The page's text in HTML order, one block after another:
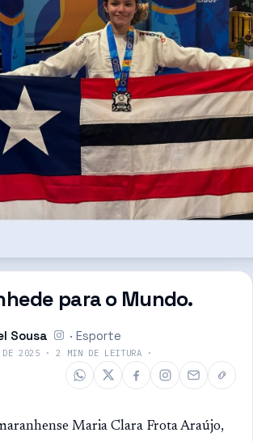
para o Mundo.
Sousa ·Esporte
2025 ·2 MIN DE LEITURA ·
Maria Clara Frota Araújo,